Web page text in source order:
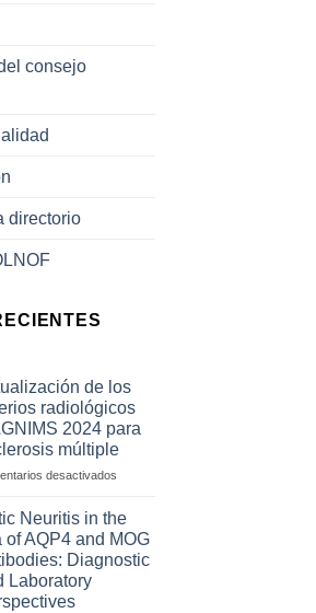
consejo
directorio
de los
radiológicos
2024 para
múltiple
desactivadosen
los
criterios
radiológicos
Neuritis in the
of AQP4 and MOG
Diagnostic
Laboratory